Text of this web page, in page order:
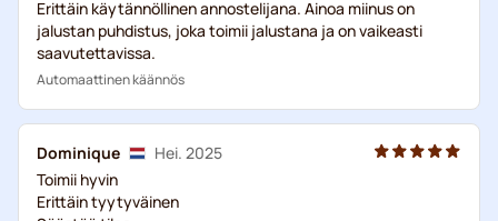
Erittäin käytännöllinen annostelijana. Ainoa miinus on
jalustan puhdistus, joka toimii jalustana ja on vaikeasti
saavutettavissa.
Automaattinen käännös
Dominique
Hei. 2025
Toimii hyvin
Erittäin tyytyväinen